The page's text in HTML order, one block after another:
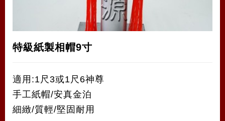
特級紙製相帽9寸
適用:1尺3或1尺6神尊
手工紙帽/安真金泊
細緻/質輕/堅固耐用